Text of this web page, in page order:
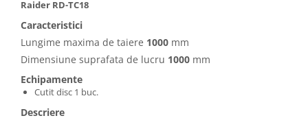
Accesorii masini de spalat &
uscatoare
Masini automate de spalat rufe
Masini de spalat rufe cu uscator
Masini de spalat rufe verticale
Uscatoare de rufe
Masini de spalat vase
Raider RD-TC18
Caracteristici
Lungime maxima de taiere 1000 mm
Dimensiune suprafata de lucru 1000 mm
Echipamente
Cutit disc 1 buc.
Descriere